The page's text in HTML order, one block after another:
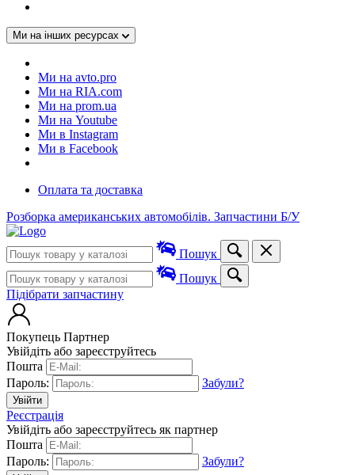
Ми на інших ресурсах
Ми на avto.pro
Ми на RIA.com
Ми на prom.ua
Ми на Youtube
Ми в Instagram
Ми в Facebook
Оплата та доставка
Розборка американських автомобілів. Запчастини Б/У
Пошук
Пошук
Підібрати запчастину
Покупець Партнер
Увійдіть або зареєструйтесь
Пошта
Пароль:
Забули?
Реєстрація
Увійдіть або зареєструйтесь як партнер
Пошта
Пароль:
Забули?